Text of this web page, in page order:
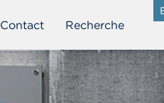
Contact Recherche